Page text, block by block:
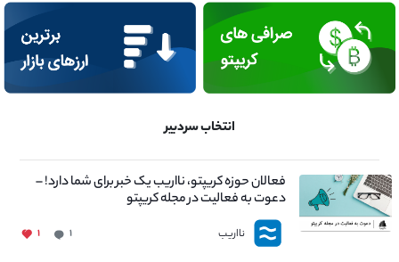
انتخاب سردبیر
فعالان حوزه کریپتو، نااریب یک خبر برای شما دارد! –
دعوت به فعالیت در مجله کریپتو
نااریب ۱ ۱